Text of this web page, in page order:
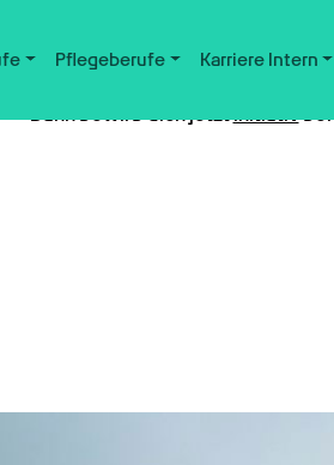
Pflegeberufe Karriere Intern
Dann bewirb dich jetztinitiativbei